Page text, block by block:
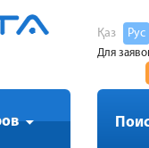
Қаз Рус
Для